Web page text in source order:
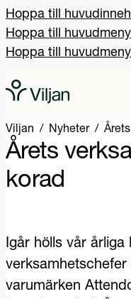
Hoppa till
Hoppa till
Hoppa till
Viljan Nyheter
Årets
korad
Igår hölls vår
varumärken